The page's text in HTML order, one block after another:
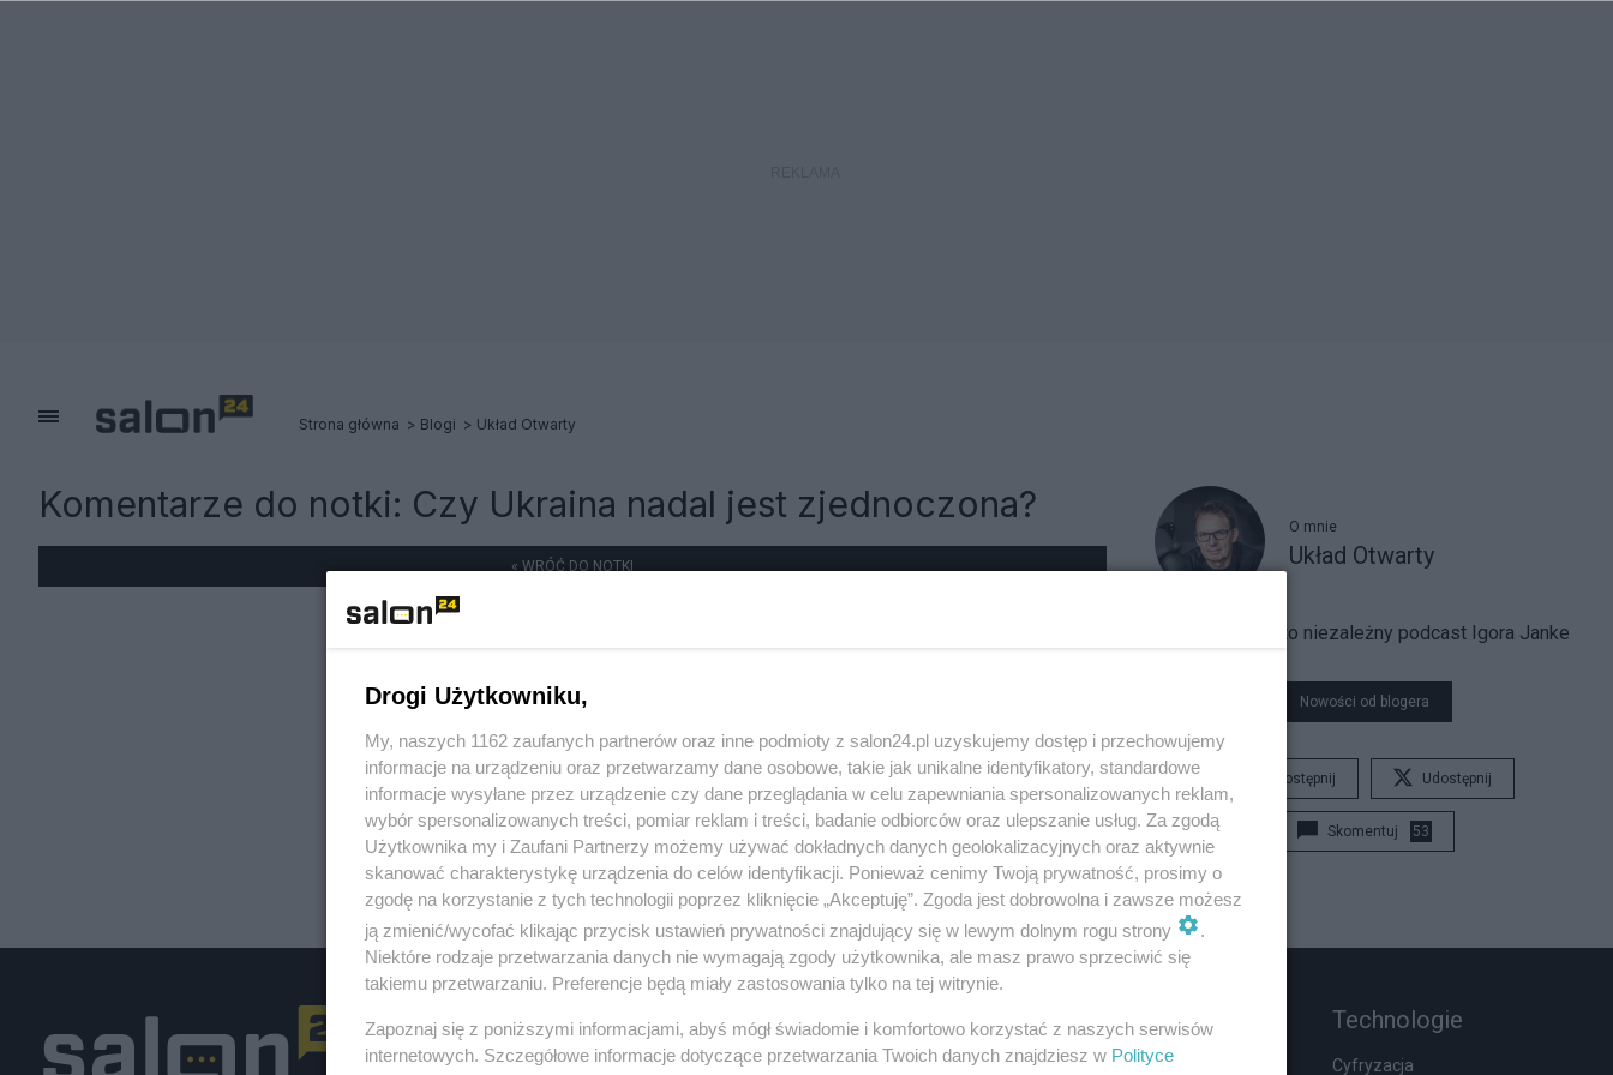
Strona główna Blogi Układ Otwarty
Komentarze do notki: Czy Ukraina nadal jest zjednoczona?
« WRÓĆ DO NOTKI
O mnie
Układ Otwarty
Układ Otwarty to niezależny podcast Igora Janke
Nowości od blogera
Udostępnij Udostępnij
Skomentuj 53
Polityka
Rosja
Gospodarka
Biznes
Rozmaitości
Zdrowie
Technologie
Cyfryzacja
Drogi Użytkowniku,
My, naszych 1162 zaufanych partnerów oraz inne podmioty z salon24.pl uzyskujemy dostęp i przechowujemy
informacje na urządzeniu oraz przetwarzamy dane osobowe, takie jak unikalne identyfikatory, standardowe
informacje wysyłane przez urządzenie czy dane przeglądania w celu zapewniania spersonalizowanych reklam,
wybór spersonalizowanych treści, pomiar reklam i treści, badanie odbiorców oraz ulepszanie usług. Za zgodą
Użytkownika my i Zaufani Partnerzy możemy używać dokładnych danych geolokalizacyjnych oraz aktywnie
skanować charakterystykę urządzenia do celów identyfikacji. Ponieważ cenimy Twoją prywatność, prosimy o
zgodę na korzystanie z tych technologii poprzez kliknięcie „Akceptuję”. Zgoda jest dobrowolna i zawsze możesz
ją zmienić/wycofać klikając przycisk ustawień prywatności znajdujący się w lewym dolnym rogu strony
.
Niektóre rodzaje przetwarzania danych nie wymagają zgody użytkownika, ale masz prawo sprzeciwić się
takiemu przetwarzaniu. Preferencje będą miały zastosowania tylko na tej witrynie.
Zapoznaj się z poniższymi informacjami, abyś mógł świadomie i komfortowo korzystać z naszych serwisów
internetowych. Szczegółowe informacje dotyczące przetwarzania Twoich danych znajdziesz w Polityce